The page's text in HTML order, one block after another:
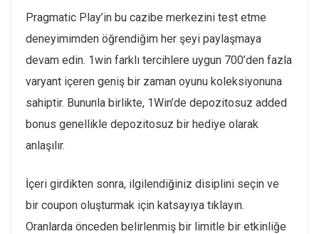
Pragmatic Play’in bu cazibe merkezini test etme
deneyimimden öğrendiğim her şeyi paylaşmaya
devam edin. 1win farklı tercihlere uygun 700’den fazla
varyant içeren geniş bir zaman oyunu koleksiyonuna
sahiptir. Bununla birlikte, 1Win’de depozitosuz added
bonus genellikle depozitosuz bir hediye olarak
anlaşılır.
İçeri girdikten sonra, ilgilendiğiniz disiplini seçin ve
bir coupon oluşturmak için katsayıya tıklayın.
Oranlarda önceden belirlenmiş bir limitle bir etkinliğe